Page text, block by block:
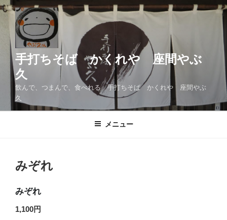
コ
手打ちそば かくれや 座間やぶ
久
飲んで、つまんで、食べれる 手打ちそば かくれや 座間やぶ
久
メニュー
みぞれ
みぞれ
1,100円